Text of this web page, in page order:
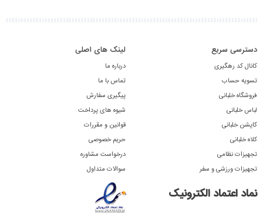
دسترسی سریع
کانال کد رهگیری
تسویه حساب
فروشگاه خلبانی
لباس خلبانی
کاپشن خلبانی
کلاه خلبانی
تجهیزات نظامی
تجهیزات ورزشی و سفر
لینک های اصلی
درباره ما
تماس با ما
پیگیری سفارش
شیوه های پرداخت
قوانین و مقررات
حریم خصوصی
درخواست مشاوره
سوالات متداول
نماد اعتماد الکترونیک